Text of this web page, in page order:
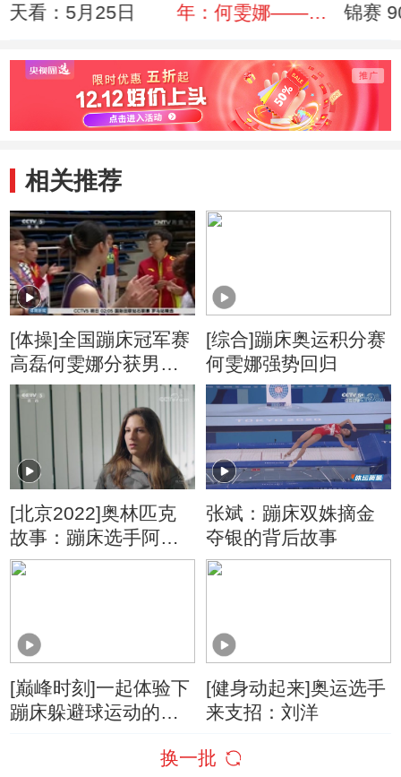
天看：5月25日
年：何雯娜——把
锦赛
相关推荐
[体操]全国蹦床冠军赛
高磊何雯娜分获男女
冠军
[综合]蹦床奥运积分赛
何雯娜强势回归
[北京2022]奥林匹克
故事：蹦床选手阿纳
伦特
张斌：蹦床双姝摘金
夺银的背后故事
[巅峰时刻]一起体验下
蹦床躲避球运动的魅
[健身动起来]奥运选手
来支招：刘洋
换一批